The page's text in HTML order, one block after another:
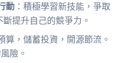
動 ：積極學習新技能，爭取
提升自己的競爭力。
算，儲蓄投資，開源節流。
險。